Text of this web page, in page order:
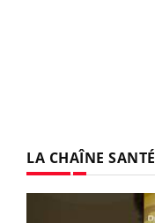
LA CHAÎNE SANTÉ